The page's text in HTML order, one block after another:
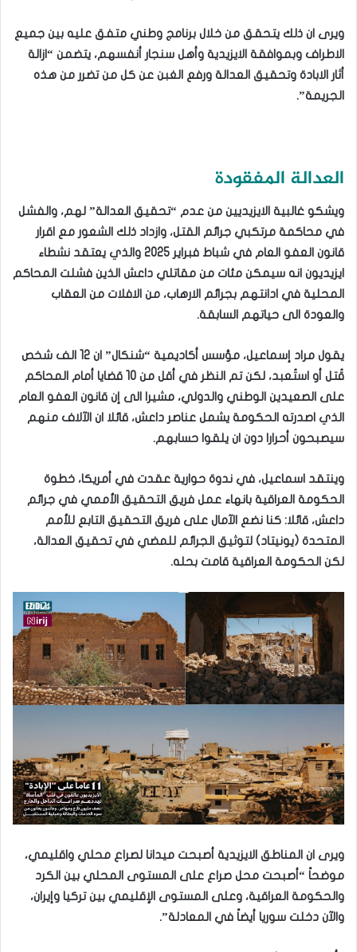
ويرى ان ذلك يتحقق من خلال برنامج وطني متفق عليه بين جميع
الاطراف وبموافقة الايزيدية وأهل سنجار أنفسهم، يتضمن “ازالة
أثار الابادة وتحقيق العدالة ورفع الغبن عن كل من تضرر من هذه
الجريمة”.
العدالة المفقودة
ويشكو غالبية الايزيديين من عدم “تحقيق العدالة” لهم، والفشل
في محاكمة مرتكبي جرائم القتل، وازداد ذلك الشعور مع اقرار
قانون العفو العام في شباط فبراير 2025 والذي يعتقد نشطاء
ايزيديون انه سيمكن مئات من مقاتلي داعش الذين فشلت المحاكم
المحلية في ادانتهم بجرائم الارهاب، من الافلات من العقاب
والعودة الى حياتهم السابقة.
يقول مراد إسماعيل، مؤسس أكاديمية “شنكال” ان 12 الف شخص
قُتل أو استُعبد، لكن تم النظر في أقل من 10 قضايا أمام المحاكم
على الصعيدين الوطني والدولي، مشيرا الى إن قانون العفو العام
الذي اصدرته الحكومة يشمل عناصر داعش، قائلا ان الآلاف منهم
سيصبحون أحرارا دون ان يلقوا حسابهم.
وينتقد اسماعيل، في ندوة حوارية عقدت في أمريكا، خطوة
الحكومة العراقية بانهاء عمل فريق التحقيق الأممي في جرائم
داعش، قائلا: كنا نضع الآمال على فريق التحقيق التابع للأمم
المتحدة (يونيتاد) لتوثيق الجرائم للمضي في تحقيق العدالة،
لكن الحكومة العراقية قامت بحله.
ويرى ان المناطق الايزيدية أصبحت ميدانا لصراع محلي واقليمي،
موضحاً “أصبحت محل صراع على المستوى المحلي بين الكرد
والحكومة العراقية، وعلى المستوى الإقليمي بين تركيا وإيران،
والآن دخلت سوريا أيضاً في المعادلة”.